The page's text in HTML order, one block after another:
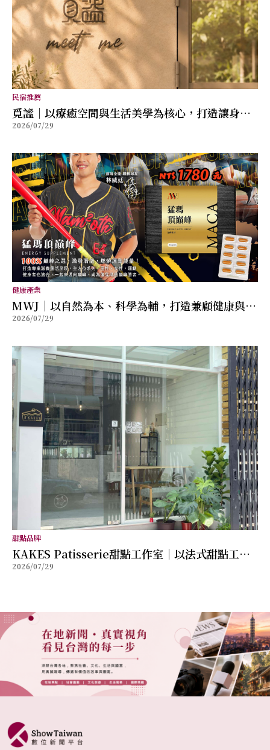
民宿推薦
覓謐｜以療癒空間與生活美學為核心，打造讓身心
放鬆的質感生活提案
2026/07/29
健康產業
MWJ｜以自然為本、科學為輔，打造兼顧健康與幸
福的全方位保健品牌
2026/07/29
甜點品牌
KAKES Patisserie甜點工作室｜以法式甜點工藝
打造每一份儀式感，讓創新風味成為值得珍藏的美
2026/07/29